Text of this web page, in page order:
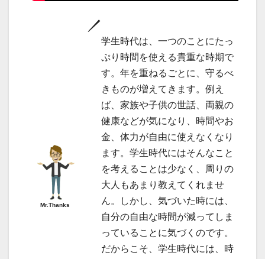
Mr.Thanks
学生時代は、一つのことにたっ
ぷり時間を使える貴重な時期で
す。年を重ねるごとに、守るべ
きものが増えてきます。例え
ば、家族や子供の世話、両親の
健康などが気になり、時間やお
金、体力が自由に使えなくなり
ます。学生時代にはそんなこと
を考えることは少なく、周りの
大人もあまり教えてくれませ
ん。しかし、気づいた時には、
自分の自由な時間が減ってしま
っていることに気づくのです。
だからこそ、学生時代には、時